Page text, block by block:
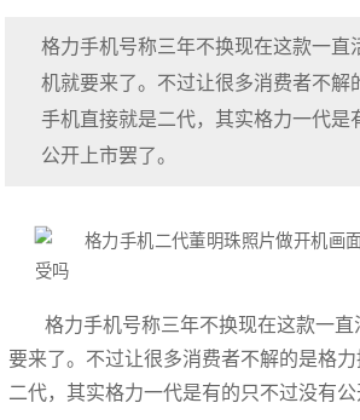
格力手机号称三年不换现在这款一直
机就要来了。不过让很多消费者不解
手机直接就是二代，其实格力一代是
公开上市罢了。
格力手机号称三年不换现在这款一
要来了。不过让很多消费者不解的是格
二代，其实格力一代是有的只不过没有公